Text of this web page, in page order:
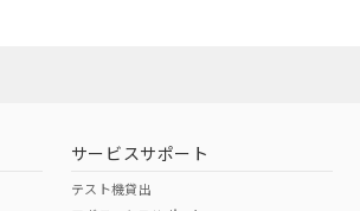
サービスサポート
テスト機貸出